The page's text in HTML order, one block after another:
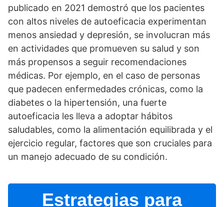
publicado en 2021 demostró que los pacientes
con altos niveles de autoeficacia experimentan
menos ansiedad y depresión, se involucran más
en actividades que promueven su salud y son
más propensos a seguir recomendaciones
médicas. Por ejemplo, en el caso de personas
que padecen enfermedades crónicas, como la
diabetes o la hipertensión, una fuerte
autoeficacia les lleva a adoptar hábitos
saludables, como la alimentación equilibrada y el
ejercicio regular, factores que son cruciales para
un manejo adecuado de su condición.
Estrategias para